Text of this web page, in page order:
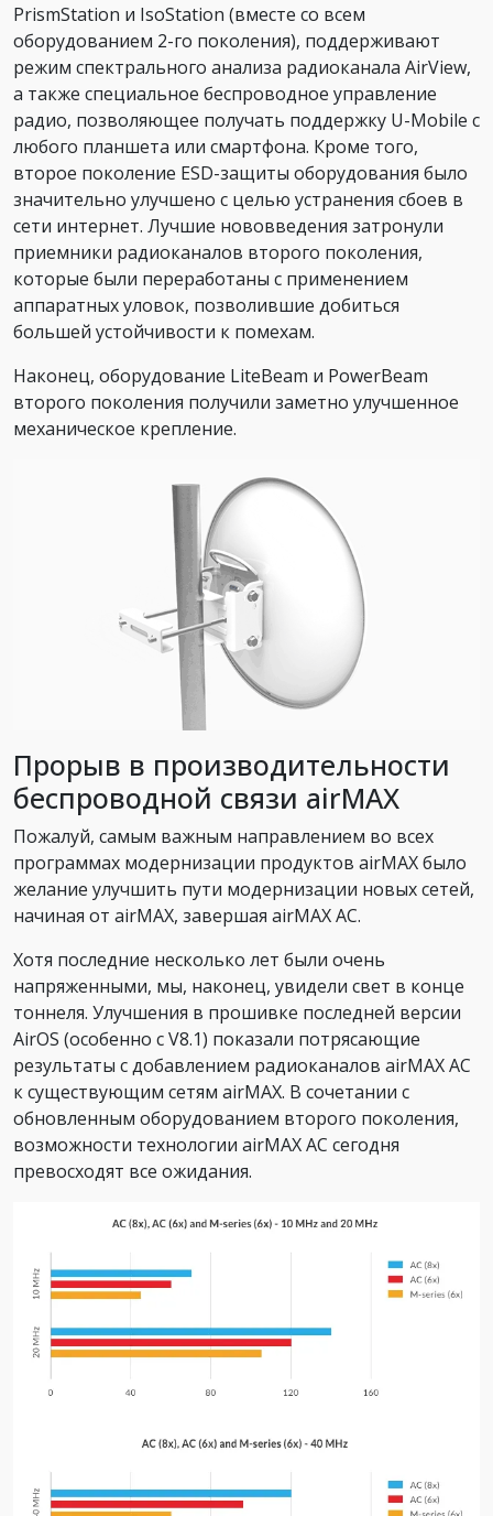
PrismStation и IsoStation (вместе со всем
оборудованием 2-го поколения), поддерживают
режим спектрального анализа радиоканала AirView,
а также специальное беспроводное управление
радио, позволяющее получать поддержку U-Mobile с
любого планшета или смартфона. Кроме того,
второе поколение ESD-защиты оборудования было
значительно улучшено с целью устранения сбоев в
сети интернет. Лучшие нововведения затронули
приемники радиоканалов второго поколения,
которые были переработаны с применением
аппаратных уловок, позволившие добиться
большей устойчивости к помехам.
Наконец, оборудование LiteBeam и PowerBeam
второго поколения получили заметно улучшенное
механическое крепление.
Прорыв в производительности
беспроводной связи airMAX
Пожалуй, самым важным направлением во всех
программах модернизации продуктов airMAX было
желание улучшить пути модернизации новых сетей,
начиная от airMAX, завершая airMAX AC.
Хотя последние несколько лет были очень
напряженными, мы, наконец, увидели свет в конце
тоннеля. Улучшения в прошивке последней версии
AirOS (особенно с V8.1) показали потрясающие
результаты с добавлением радиоканалов airMAX AC
к существующим сетям airMAX. В сочетании с
обновленным оборудованием второго поколения,
возможности технологии airMAX AC сегодня
превосходят все ожидания.